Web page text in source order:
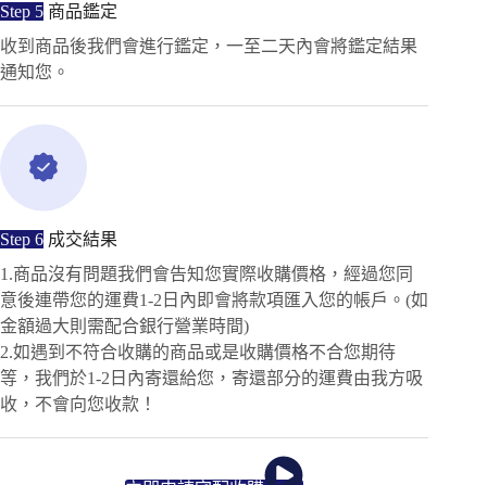
Step 5 商品鑑定
收到商品後我們會進行鑑定，一至二天內會將鑑定結果
通知您。
Step 6 成交結果
1.商品沒有問題我們會告知您實際收購價格，經過您同
意後連帶您的運費1-2日內即會將款項匯入您的帳戶。(如
金額過大則需配合銀行營業時間)
2.如遇到不符合收購的商品或是收購價格不合您期待
等，我們於1-2日內寄還給您，寄還部分的運費由我方吸
收，不會向您收款！